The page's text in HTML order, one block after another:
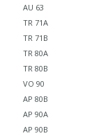
AU 63
TR 71A
TR 71B
TR 80A
TR 80B
VO 90
AP 80B
AP 90A
AP 90B